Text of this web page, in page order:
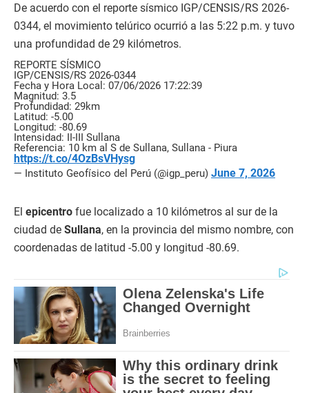
De acuerdo con el reporte sísmico IGP/CENSIS/RS 2026-
0344, el movimiento telúrico ocurrió a las 5:22 p.m. y tuvo
una profundidad de 29 kilómetros.
REPORTE SÍSMICO
IGP/CENSIS/RS 2026-0344
Fecha y Hora Local: 07/06/2026 17:22:39
Magnitud: 3.5
Profundidad: 29km
Latitud: -5.00
Longitud: -80.69
Intensidad: II-III Sullana
Referencia: 10 km al S de Sullana, Sullana - Piura
https://t.co/4OzBsVHysg
— Instituto Geofísico del Perú (@igp_peru) June 7, 2026
El epicentro fue localizado a 10 kilómetros al sur de la
ciudad de Sullana, en la provincia del mismo nombre, con
coordenadas de latitud -5.00 y longitud -80.69.